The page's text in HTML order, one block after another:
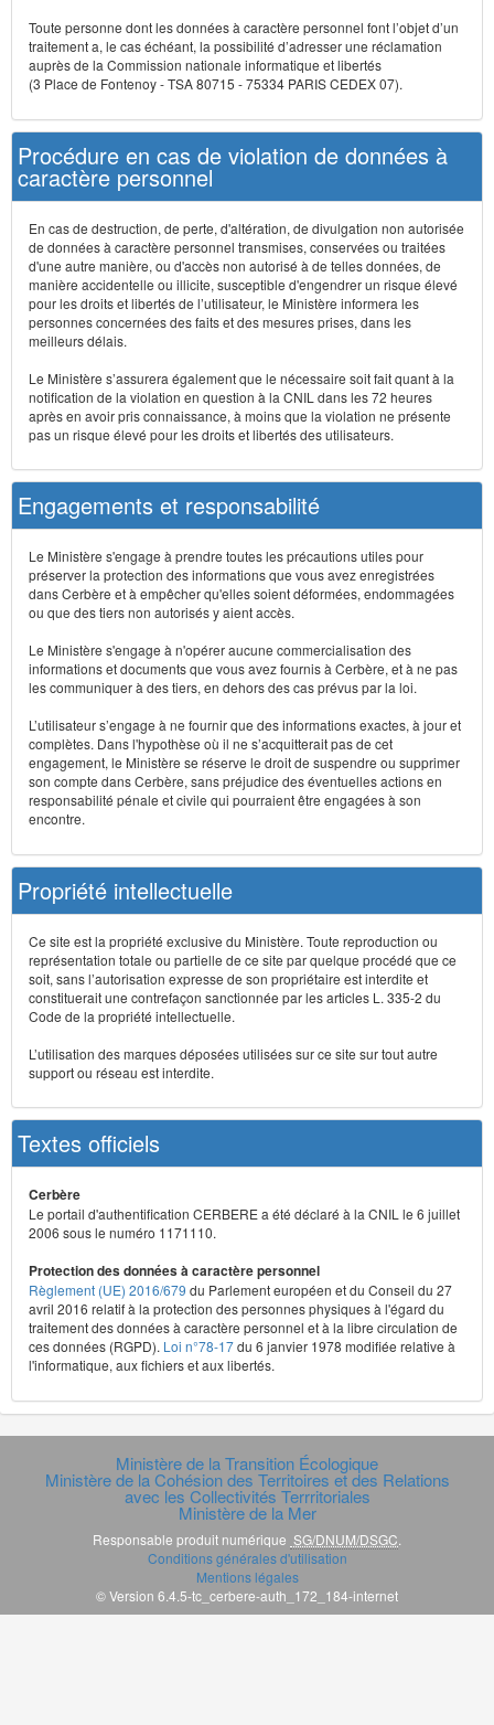
Toute personne dont les données à caractère personnel font l’objet d’un
traitement a, le cas échéant, la possibilité d’adresser une réclamation
auprès de la Commission nationale informatique et libertés
(3 Place de Fontenoy - TSA 80715 - 75334 PARIS CEDEX 07).
Procédure en cas de violation de données à
caractère personnel
En cas de destruction, de perte, d'altération, de divulgation non autorisée
de données à caractère personnel transmises, conservées ou traitées
d'une autre manière, ou d'accès non autorisé à de telles données, de
manière accidentelle ou illicite, susceptible d'engendrer un risque élevé
pour les droits et libertés de l’utilisateur, le Ministère informera les
personnes concernées des faits et des mesures prises, dans les
meilleurs délais.
Le Ministère s’assurera également que le nécessaire soit fait quant à la
notification de la violation en question à la CNIL dans les 72 heures
après en avoir pris connaissance, à moins que la violation ne présente
pas un risque élevé pour les droits et libertés des utilisateurs.
Engagements et responsabilité
Le Ministère s'engage à prendre toutes les précautions utiles pour
préserver la protection des informations que vous avez enregistrées
dans Cerbère et à empêcher qu'elles soient déformées, endommagées
ou que des tiers non autorisés y aient accès.
Le Ministère s'engage à n'opérer aucune commercialisation des
informations et documents que vous avez fournis à Cerbère, et à ne pas
les communiquer à des tiers, en dehors des cas prévus par la loi.
L’utilisateur s’engage à ne fournir que des informations exactes, à jour et
complètes. Dans l'hypothèse où il ne s’acquitterait pas de cet
engagement, le Ministère se réserve le droit de suspendre ou supprimer
son compte dans Cerbère, sans préjudice des éventuelles actions en
responsabilité pénale et civile qui pourraient être engagées à son
encontre.
Propriété intellectuelle
Ce site est la propriété exclusive du Ministère. Toute reproduction ou
représentation totale ou partielle de ce site par quelque procédé que ce
soit, sans l’autorisation expresse de son propriétaire est interdite et
constituerait une contrefaçon sanctionnée par les articles L. 335-2 du
Code de la propriété intellectuelle.
L’utilisation des marques déposées utilisées sur ce site sur tout autre
support ou réseau est interdite.
Textes officiels
Cerbère
Le portail d'authentification CERBERE a été déclaré à la CNIL le 6 juillet
2006 sous le numéro 1171110.
Protection des données à caractère personnel
Règlement (UE) 2016/679 du Parlement européen et du Conseil du 27
avril 2016 relatif à la protection des personnes physiques à l'égard du
traitement des données à caractère personnel et à la libre circulation de
ces données (RGPD). Loi n°78-17du 6 janvier 1978 modifiée relative à
l'informatique, aux fichiers et aux libertés.
Ministère de la Transition Écologique
Ministère de la Cohésion des Territoires et des Relations
avec les Collectivités Terrritoriales
Ministère de la Mer
Responsable produit numérique SG/DNUM/DSGC
Conditions générales d'utilisation
Mentions légales
© Version 6.4.5-tc_cerbere-auth_172_184-internet